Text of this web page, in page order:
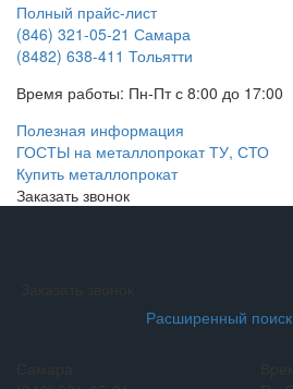
Полный прайс-лист
(846) 321-05-21 Самара
(8482) 638-411 Тольятти
Время работы: Пн-Пт с 8:00 до 17:00
Полезная информация
ГОСТЫ на металлопрокат ТУ, СТО
Купить металлопрокат
Заказать звонок
Расширенный поиск